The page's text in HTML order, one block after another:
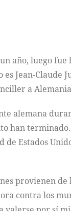
año, luego
Jean-
a
alemana
han
Estados
provienen de
contra los